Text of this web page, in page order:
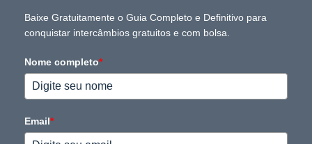
Baixe Gratuitamente o Guia Completo e Definitivo para
conquistar intercâmbios gratuitos e com bolsa.
Nome completo*
Email*